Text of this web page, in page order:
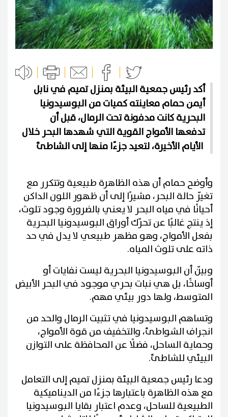
أكد رئيس جمعية البيئة بمنزل تميم في نابل
أيمن حمام معاينته كميات من البوسيدونيا
البحرية كانت مدفونة تحت الرمال، قبل أن
تدفعها الأمواج القوية التي شهدها البحر خلال
وأوضح حمام أن هذه الظاهرة طبيعية وتتكرر مع
تغيّر حالة البحر، مشيرًا إلى أن ظهور اللون الداكن
أحيانًا في مياه البحر لا يعني بالضرورة وجود تلوث،
إذ ينتج غالبًا عن تحرّك أوراق البوسيدونيا البحرية
بفعل الأمواج، وهو مظهر طبيعي لا يدل في حد
ذاته على تلوث المياه.
وبيّن أن البوسيدونيا البحرية ليست نفايات أو
أوساخًا، بل هي نبات بحري موجود في البحر الأبيض
المتوسط، ولها دور بيئي مهم.
وتساهم البوسيدونيا في تثبيت الرمال والحد من
انجراف الشواطئ، والتخفيف من قوة الأمواج،
وحماية الساحل، فضلًا عن المحافظة على التوازن
البيئي للشاطئ.
ودعا رئيس جمعية البيئة بمنزل تميم إلى التعامل
مع هذه الظاهرة باعتبارها جزءًا من الديناميكية
الطبيعية للساحل، وعدم اعتبار بقايا البوسيدونيا